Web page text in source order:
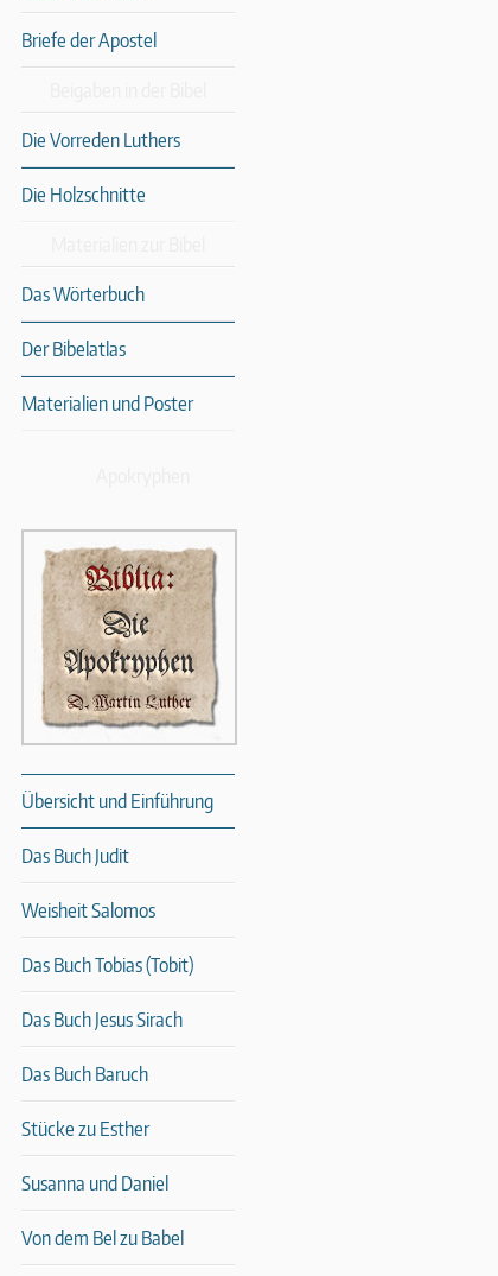
Briefe der Apostel
Die Vorreden Luthers
Die Holzschnitte
Das Wörterbuch
Der Bibelatlas
Materialien und Poster
Übersicht und Einführung
Das Buch Judit
Weisheit Salomos
Das Buch Tobias (Tobit)
Das Buch Jesus Sirach
Das Buch Baruch
Stücke zu Esther
Susanna und Daniel
Von dem Bel zu Babel